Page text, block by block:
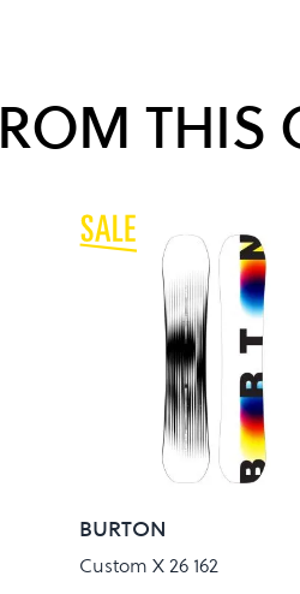
THIS
BURTON
Custom X 26 162